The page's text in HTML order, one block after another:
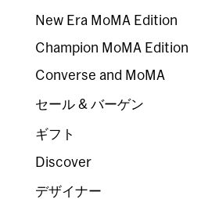
New Era MoMA Edition
Champion MoMA Edition
Converse and MoMA
セール & バーゲン
ギフト
Discover
デザイナー